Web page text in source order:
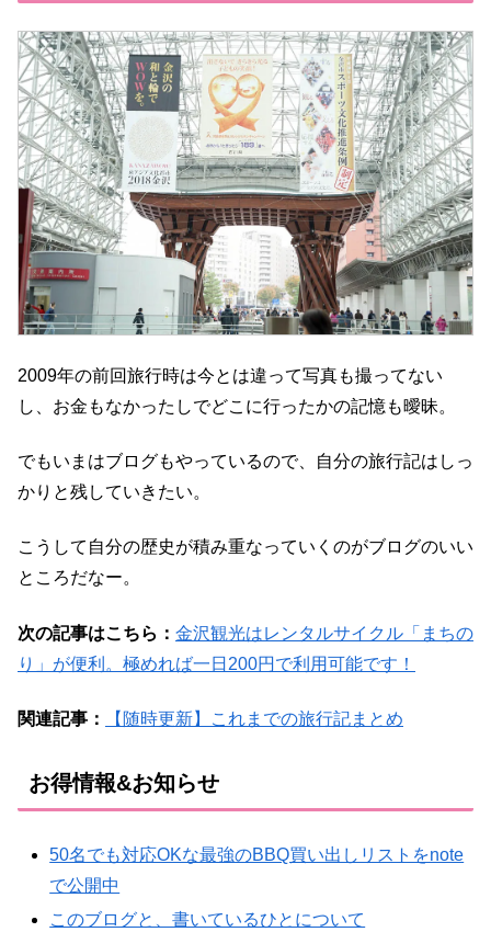
2009年の前回旅行時は今とは違って写真も撮ってない
し、お金もなかったしでどこに行ったかの記憶も曖昧。
でもいまはブログもやっているので、自分の旅行記はしっ
かりと残していきたい。
こうして自分の歴史が積み重なっていくのがブログのいい
ところだなー。
次の記事はこちら： 金沢観光はレンタルサイクル「まちの
り」が便利。極めれば一日200円で利用可能です！
関連記事： 【随時更新】これまでの旅行記まとめ
お得情報&お知らせ
50名でも対応OKな最強のBBQ買い出しリストをnote
で公開中
このブログと、書いているひとについて